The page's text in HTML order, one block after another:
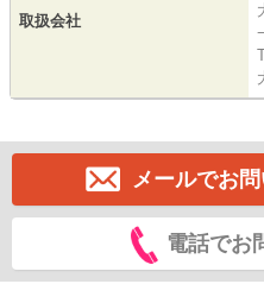
取扱会社
メールでお
電話でお